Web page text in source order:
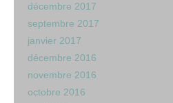
décembre 2017
septembre 2017
janvier 2017
décembre 2016
novembre 2016
octobre 2016